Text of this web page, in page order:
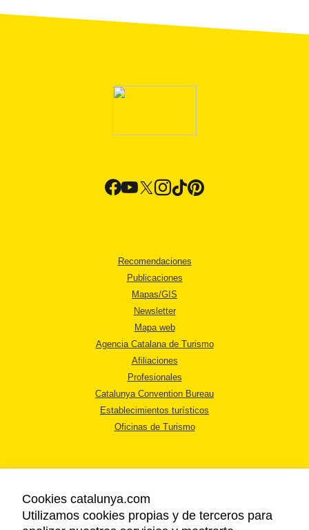
Recomendaciones
Publicaciones
Mapas/GIS
Newsletter
Mapa web
Agencia Catalana de Turismo
Afiliaciones
Profesionales
Catalunya Convention Bureau
Establecimientos turísticos
Oficinas de Turismo
AVISO LEGAL
Cookies catalunya.com
Utilizamos cookies propias y de terceros para